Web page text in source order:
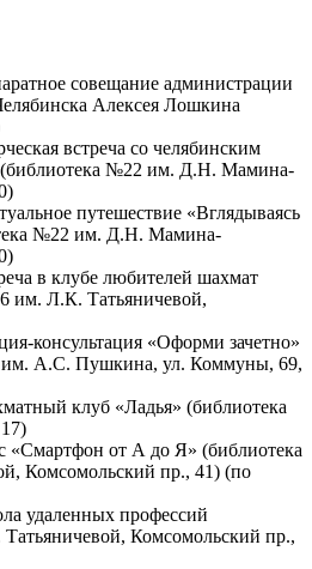
совещание администрации
Алексея Лошкина
встреча со челябинским
№22 им. Д.Н. Мамина-
путешествие «Вглядываясь
№22 им. Д.Н. Мамина-
в клубе любителей шахмат
им. Л.К. Татьяничевой,
консультация «Оформи зачетно»
им. А.С. Пушкина, ул. Коммуны, 69,
клуб «Ладья» (библиотека
«Смартфон от А до Я» (библиотека
Комсомольский пр., 41) (по
удаленных профессий
Комсомольский пр.,